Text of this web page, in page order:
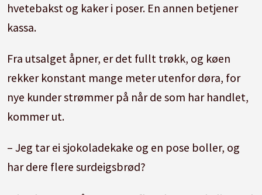
hvetebakst og kaker i poser. En annen betjener
kassa.
Fra utsalget åpner, er det fullt trøkk, og køen
rekker konstant mange meter utenfor døra, for
nye kunder strømmer på når de som har handlet,
kommer ut.
– Jeg tar ei sjokoladekake og en pose boller, og
har dere flere surdeigsbrød?